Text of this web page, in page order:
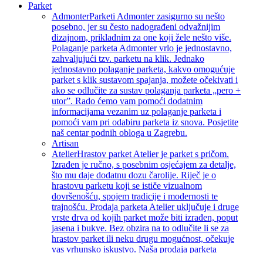
Parket
AdmonterParketi Admonter zasigurno su nešto
posebno, jer su često nadograđeni odvažnijim
dizajnom, prikladnim za one koji žele nešto više.
Polaganje parketa Admonter vrlo je jednostavno,
zahvaljujući tzv. parketu na klik. Jednako
jednostavno polaganje parketa, kakvo omogućuje
parket s klik sustavom spajanja, možete očekivati i
ako se odlučite za sustav polaganja parketa „pero +
utor”. Rado ćemo vam pomoći dodatnim
informacijama vezanim uz polaganje parketa i
pomoći vam pri odabiru parketa iz snova. Posjetite
naš centar podnih obloga u Zagrebu.
Artisan
AtelierHrastov parket Atelier je parket s pričom.
Izrađen je ručno, s posebnim osjećajem za detalje,
što mu daje dodatnu dozu čarolije. Riječ je o
hrastovu parketu koji se ističe vizualnom
dovršenošću, spojem tradicije i modernosti te
trajnošću. Prodaja parketa Atelier uključuje i druge
vrste drva od kojih parket može biti izrađen, poput
jasena i bukve. Bez obzira na to odlučite li se za
hrastov parket ili neku drugu mogućnost, očekuje
vas vrhunsko iskustvo. Naša prodaja parketa